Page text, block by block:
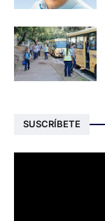
SUSCRÍBETE